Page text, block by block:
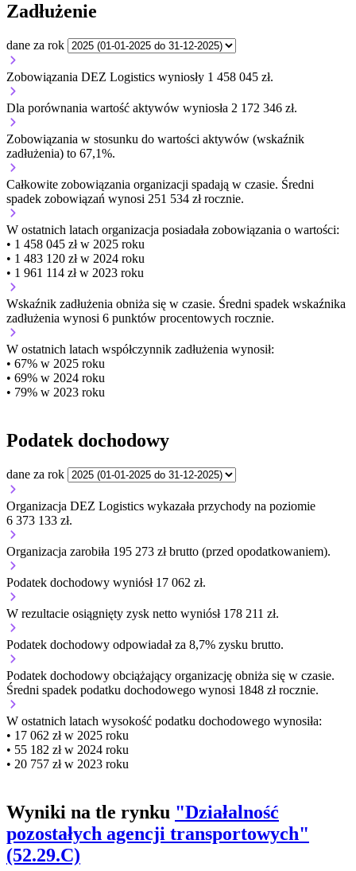
Zadłużenie
dane za rok
Zobowiązania DEZ Logistics wyniosły 1 458 045 zł.
Dla porównania wartość aktywów wyniosła 2 172 346 zł.
Zobowiązania w stosunku do wartości aktywów (wskaźnik
zadłużenia) to 67,1%.
Całkowite zobowiązania organizacji spadają w czasie. Średni
spadek zobowiązań wynosi 251 534 zł rocznie.
W ostatnich latach organizacja posiadała zobowiązania o wartości:
• 1 458 045 zł w 2025 roku
• 1 483 120 zł w 2024 roku
• 1 961 114 zł w 2023 roku
Wskaźnik zadłużenia obniża się w czasie. Średni spadek wskaźnika
zadłużenia wynosi 6 punktów procentowych rocznie.
W ostatnich latach współczynnik zadłużenia wynosił:
• 67% w 2025 roku
• 69% w 2024 roku
• 79% w 2023 roku
Podatek dochodowy
dane za rok
Organizacja DEZ Logistics wykazała przychody na poziomie
6 373 133 zł.
Organizacja zarobiła 195 273 zł brutto (przed opodatkowaniem).
Podatek dochodowy wyniósł 17 062 zł.
W rezultacie osiągnięty zysk netto wyniósł 178 211 zł.
Podatek dochodowy odpowiadał za 8,7% zysku brutto.
Podatek dochodowy obciążający organizację obniża się w czasie.
Średni spadek podatku dochodowego wynosi 1848 zł rocznie.
W ostatnich latach wysokość podatku dochodowego wynosiła:
• 17 062 zł w 2025 roku
• 55 182 zł w 2024 roku
• 20 757 zł w 2023 roku
Wyniki na tle rynku "Działalność
pozostałych agencji transportowych"
(52.29.C)